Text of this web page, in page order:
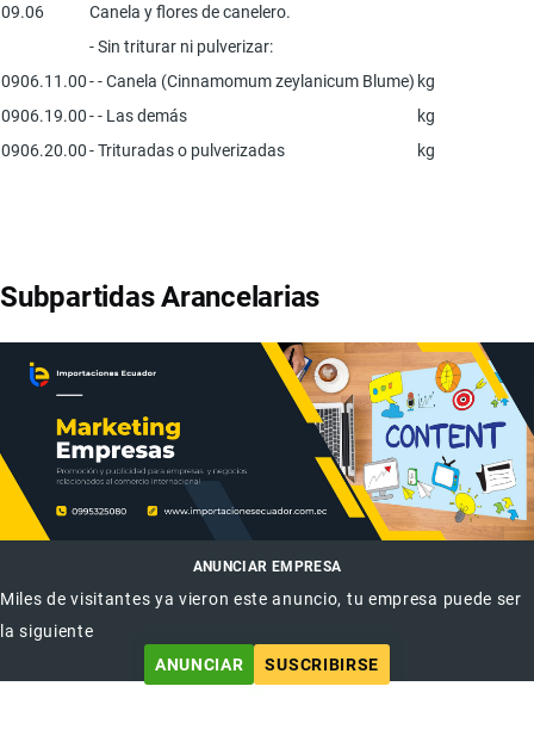
09.06
Canela y flores de canelero.
- Sin triturar ni pulverizar:
0906.11.00- - Canela (Cinnamomum zeylanicum Blume) kg
0906.19.00- - Las demás
kg
0906.20.00- Trituradas o pulverizadas kg
Subpartidas Arancelarias
ANUNCIAR EMPRESA
Miles de visitantes ya vieron este anuncio, tu empresa puede ser
la siguiente
ANUNCIAR
SUSCRIBIRSE